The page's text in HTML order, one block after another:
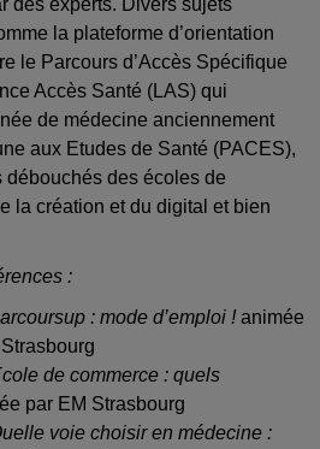
la plateforme d’orientation
le Parcours d’Accès Spécifique
Accès Santé (LAS) qui
de médecine anciennement
aux Etudes de Santé (PACES),
des écoles de
la création et du digital et bien
:
: mode d’emploi !animée
de commerce : quels
par EM Strasbourg
voie choisir en médecine :